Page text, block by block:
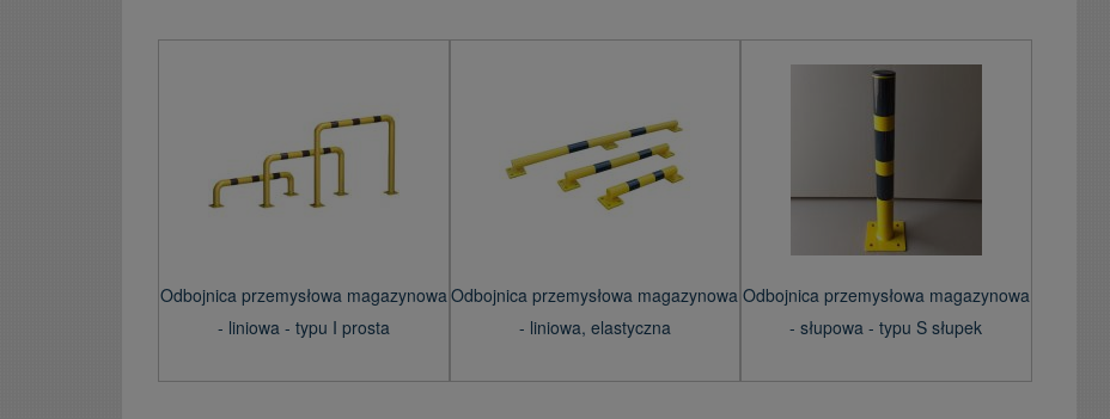
Odbojnica przemysłowa magazynowa
- liniowa - typu I prosta
Odbojnica przemysłowa magazynowa
- liniowa, elastyczna
Odbojnica przemysłowa magazynowa
- słupowa - typu S słupek